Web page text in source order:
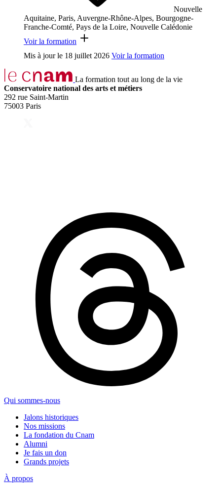
Nouvelle
Aquitaine, Paris, Auvergne-Rhône-Alpes, Bourgogne-
Franche-Comté, Pays de la Loire, Nouvelle Calédonie
Voir la formation
Mis à jour le 18 juillet 2026 Voir la formation
La formation tout au long de la vie
Conservatoire national des arts et métiers
292 rue Saint-Martin
75003 Paris
Qui sommes-nous
Jalons historiques
Nos missions
La fondation du Cnam
Alumni
Je fais un don
Grands projets
À propos